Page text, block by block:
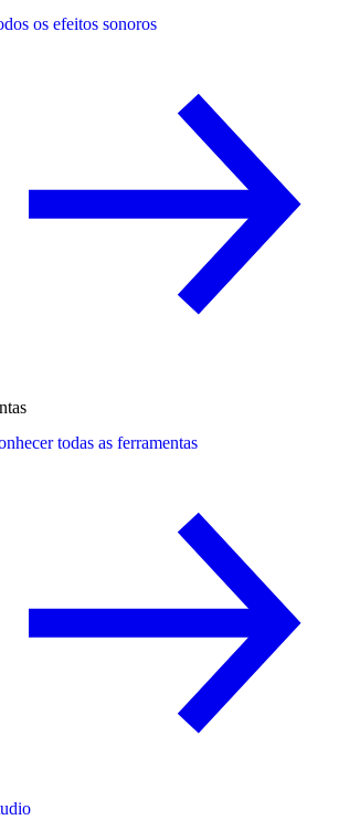
os efeitos sonoros
todas as ferramentas